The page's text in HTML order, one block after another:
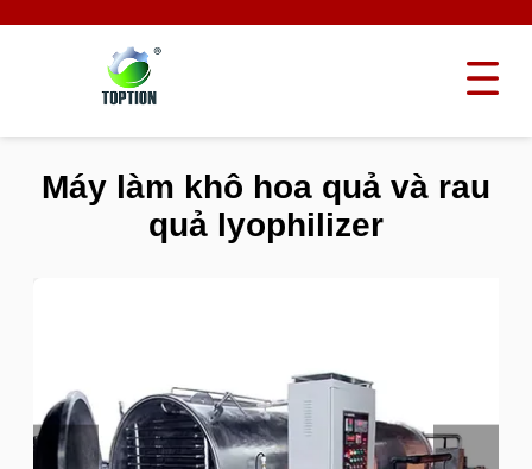
Máy làm khô hoa quả và rau
quả lyophilizer